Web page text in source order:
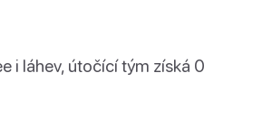
i láhev, útočící tým získá 0